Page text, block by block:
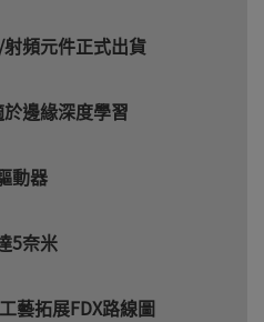
頻元件正式出貨
邊緣深度學習
動器
5奈米
藝拓展FDX路線圖